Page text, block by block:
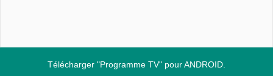
Télécharger "Programme TV" pour ANDROID.